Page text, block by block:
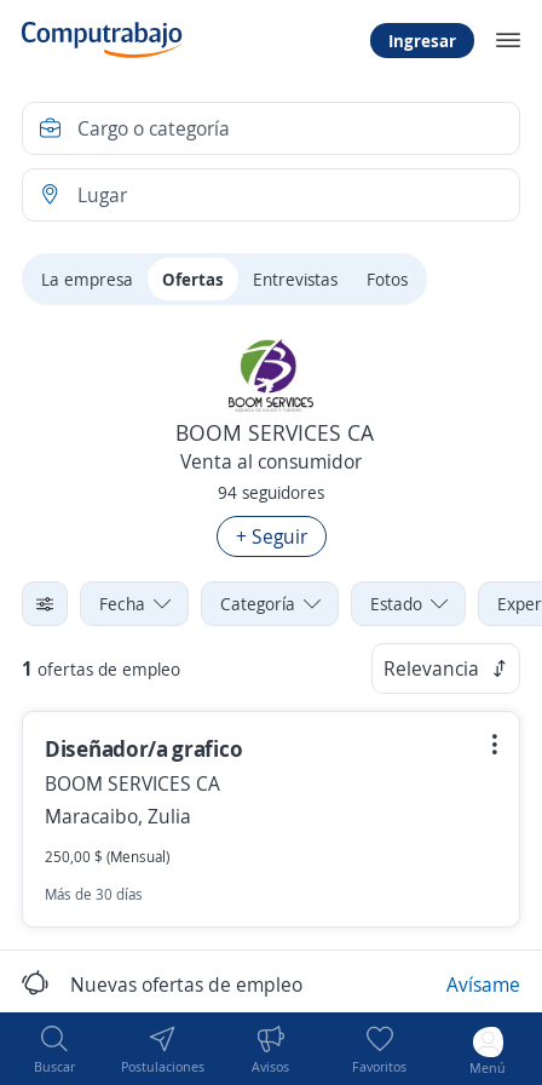
Ingresar
Buscar Postulaciones Avisos Favoritos Menú
La empresa Ofertas Entrevistas Fotos
BOOM SERVICES CA
Venta al consumidor
94 seguidores
+ Seguir
Fecha Categoría Estado
1 ofertas de empleo Relevancia
Diseñador/a grafico
BOOM SERVICES CA
Maracaibo, Zulia
250,00 $ (Mensual)
Más de 30 días
Nuevas ofertas de empleo Avísame